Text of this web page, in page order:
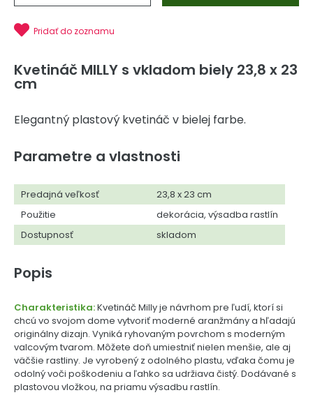
Pridať do zoznamu
Kvetináč MILLY s vkladom biely 23,8 x 23
cm
Elegantný plastový kvetináč v bielej farbe.
Parametre a vlastnosti
Predajná veľkosť
23,8 x 23 cm
Použitie
dekorácia, výsadba rastlín
Dostupnosť
skladom
Popis
Charakteristika:Kvetináč Milly je návrhom pre ľudí, ktorí si
chcú vo svojom dome vytvoriť moderné aranžmány a hľadajú
originálny dizajn. Vyniká ryhovaným povrchom s moderným
valcovým tvarom. Môžete doň umiestniť nielen menšie, ale aj
väčšie rastliny. Je vyrobený z odolného plastu, vďaka čomu je
odolný voči poškodeniu a ľahko sa udržiava čistý. Dodávané s
plastovou vložkou, na priamu výsadbu rastlín.